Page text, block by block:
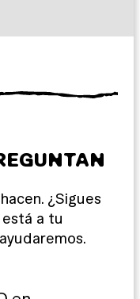
¿Sigues
a tu